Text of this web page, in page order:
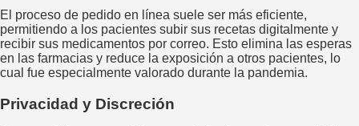
El proceso de pedido en línea suele ser más eficiente,
permitiendo a los pacientes subir sus recetas digitalmente y
recibir sus medicamentos por correo. Esto elimina las esperas
en las farmacias y reduce la exposición a otros pacientes, lo
cual fue especialmente valorado durante la pandemia.
Privacidad y Discreción